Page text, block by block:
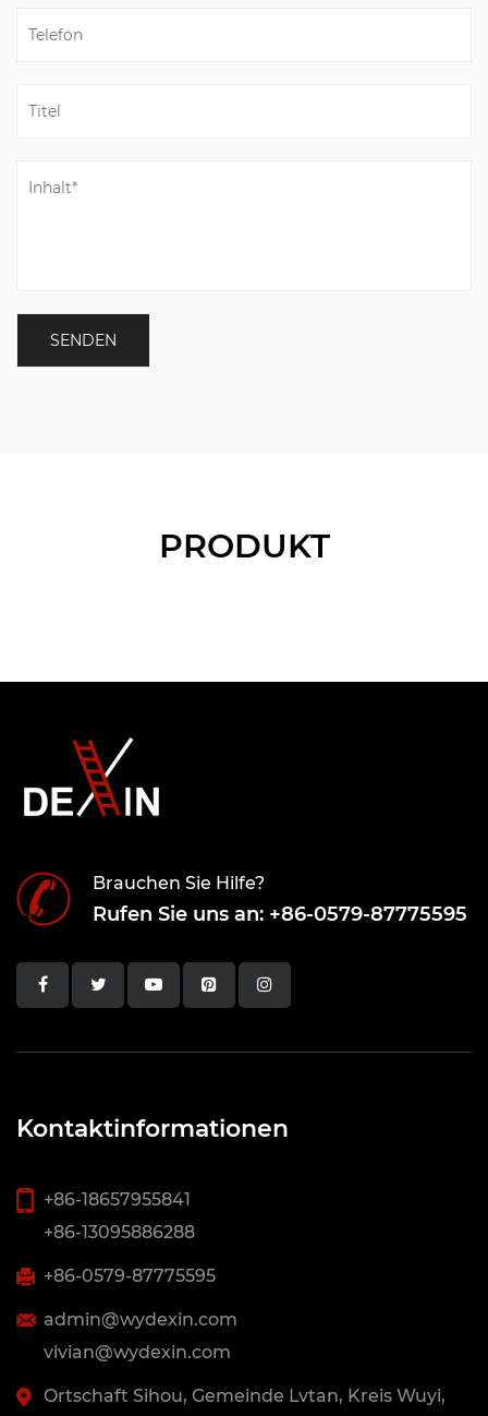
PRODUKT
Brauchen Sie Hilfe?
Rufen Sie uns an: +86-0579-87775595
Kontaktinformationen
+86-18657955841
+86-13095886288
+86-0579-87775595
admin@wydexin.com
vivian@wydexin.com
Ortschaft Sihou, Gemeinde Lvtan, Kreis Wuyi,